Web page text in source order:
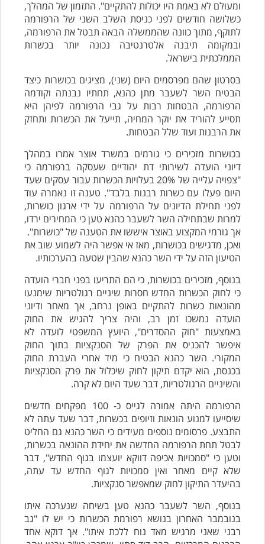
ומעולם לא באמת היו יכולות להתקיים". התזמון של המהלך,
כשלושה חודשים לפני כניסת השלב השני של הרפורמה
לתוקף, מתוך כוונה שהממשלה הבאה תבטל את הרפורמה,
ובמקומה תיבנה אלטרנטיבה נכונה יותר בכשרות
הממלכתית בישראל.
בסרטון שהם מפרסמים היום (שני), מציגים בכושרות כיצד
הבטיח השר לשעבר מתן כהנא, תחתיו נבנתה וקודמה
הרפורמה, הבטחות רבות על גבי הרפורמה לפיהן היא
תסייע להוריד את יוקר המחיה, תייעל את הכשרות ותחזק
את הרבנות ועוד שלל הבטחות.
בכושרות מזכירים כי גורמים במשרד אוצר אמרו במהלך
דיוני הועדה לשירותי דת יהודיים שעסקה ברפורמה כי
"צפויה עלייה של 20% בעלויות הכשרות עבור עסקים שעד
היום פעלו עם כשרות רבנות בלבד". טענה זו נאמרה עוד
לפני תחילת הדיונים על הרפורמה על ידי ארגון כושרות,
למרות שבתחילה השר לשעבר כהנא טען כי המחירים ירדו,
אך גורמי המקצוע באוצר איששו את הטענה של "כושרות".
ואכן, מדגישים בכושרות, מאז אי אפשר היה לשמוע שוב את
הטיעון הזה על ידי השר כהנא שהבין שטעה בהערכותיו.
בנוסף, מזכירים בכושרות, כי הם התריעו בפני חברי הועדה
כי לחוק הכשרות החדש חסרות שיניים רגולטריות שימנעו
מהונאות כשרות להתקיים באופן נרחב, אך מאחר ודיוני
הועדה נמשכו זמן רב, והיה צריך להגיש את החוק
באמצעות "חוק ההסדרים", היועץ המשפטי לועדה לא
איפשר להכניס את הפרק של הסנקציות בתוך החוק
המקורי. השר כהנא הבטיח כי מיד אחרי העברת החוק
בכנסת, הוא יקדם תיקון לחוק שיכלול את פרק הסנקציות
והשיניים הרגולטריות, דבר שעד היום לא קרה.
הרפורמה היתה אמורה לגייס כ- 100 מפקחים חדשים
שיסייעו למנוע הונאות וזיופים בכשרות, דבר שעד עתה לא
התבצע. פרסומים נוספים מעידים כי השר כהנא גם החליט
לבטל תחת הרפורמה החדשה את יחידת ההונאה בכשרות,
וטען כי "סמכויות אכיפה דווקא יועצמו בגוף החדש", דבר
שלא קיים מאחר ואין סמכויות לגוף החדש עד עתה,
בהיעדר התיקון לחוק שמאפשר סנקציות.
בנוסף, השר לשעבר כהנא טען בשיחה שנערכה איתו
בנובמבר האחרון בנושא רפורמת הכשרות כי יש לו "גב
רבני שאני מרגיש מאד נוח ללכת איתו". אך דוקא אחד